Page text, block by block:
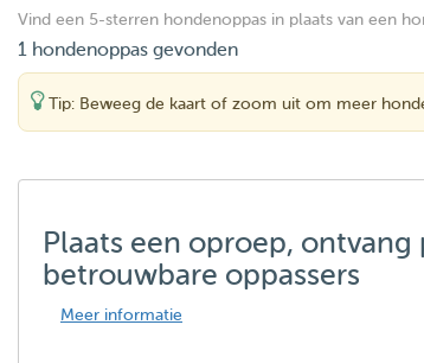
Vind een 5-sterren hondenoppas in plaats van een
1 hondenoppas gevonden
Tip: Beweeg de kaart of zoom uit om meer
Plaats een oproep,
betrouwbare oppassers
Meer informatie